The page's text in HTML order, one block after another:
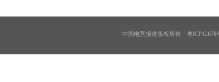
中国电竞报道版权所有 粤ICP12678